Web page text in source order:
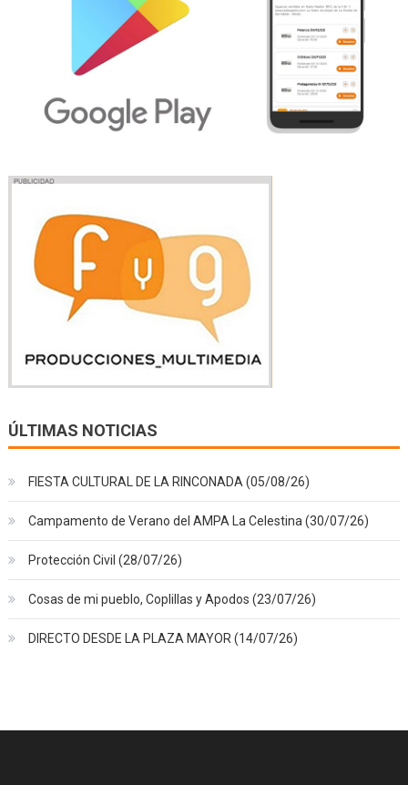
ÚLTIMAS NOTICIAS
FIESTA CULTURAL DE LA RINCONADA (05/08/26)
Campamento de Verano del AMPA La Celestina (30/07/26)
Protección Civil (28/07/26)
Cosas de mi pueblo, Coplillas y Apodos (23/07/26)
DIRECTO DESDE LA PLAZA MAYOR (14/07/26)